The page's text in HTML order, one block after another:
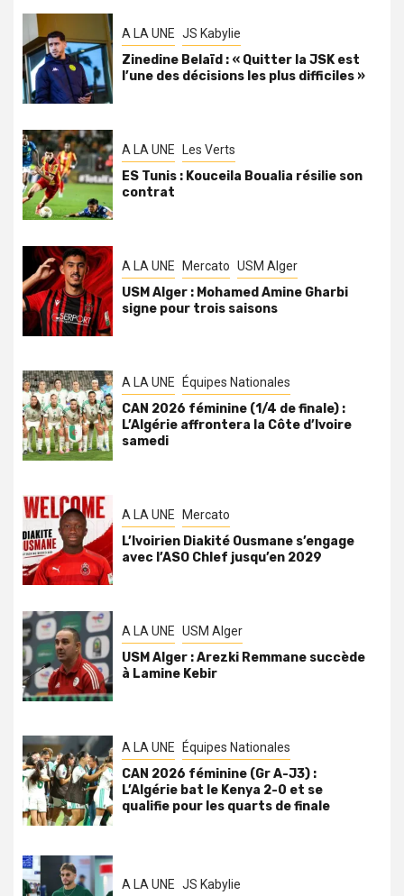
A LA UNE JS Kabylie
Zinedine Belaïd : « Quitter la JSK est
l’une des décisions les plus difficiles »
A LA UNE Les Verts
ES Tunis : Kouceila Boualia résilie son
contrat
A LA UNE Mercato USM Alger
USM Alger : Mohamed Amine Gharbi
signe pour trois saisons
A LA UNE Équipes Nationales
CAN 2026 féminine (1/4 de finale) :
L’Algérie affrontera la Côte d’Ivoire
samedi
A LA UNE Mercato
L’Ivoirien Diakité Ousmane s’engage
avec l’ASO Chlef jusqu’en 2029
A LA UNE USM Alger
USM Alger : Arezki Remmane succède
à Lamine Kebir
A LA UNE Équipes Nationales
CAN 2026 féminine (Gr A-J3) :
L’Algérie bat le Kenya 2-0 et se
qualifie pour les quarts de finale
A LA UNE JS Kabylie